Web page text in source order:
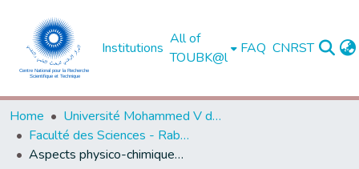
Institutions
All of
TOUBK@l
FAQ CNRST
Home
Université Mohammed V de Rabat
Faculté des Sciences - Rabat
Aspects physico-chimiques accompagnant le traitement thermique des graines de dattes marocaines de la variété Boufaggous, Exploration des graines de dattes brutes et de leurs dérivés par torréfaction et carbonisation dans l'élimination des colorants en phase liquide